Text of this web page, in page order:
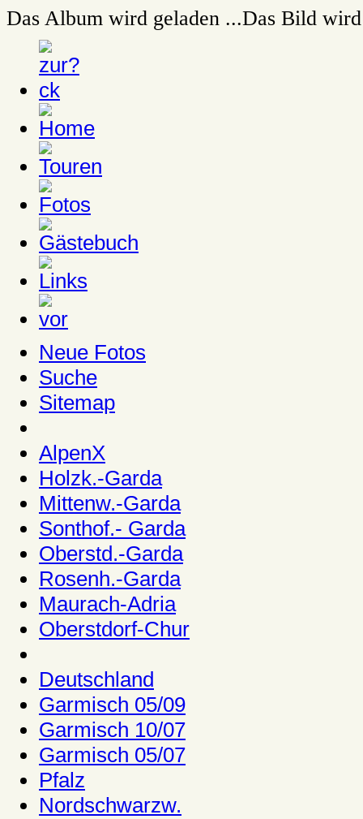
Das Album wird geladen ...Das Bild
Neue Fotos
Suche
Sitemap
AlpenX
Holzk.-Garda
Mittenw.-Garda
Sonthof.- Garda
Oberstd.-Garda
Rosenh.-Garda
Maurach-Adria
Oberstdorf-Chur
Deutschland
Garmisch 05/09
Garmisch 10/07
Garmisch 05/07
Pfalz
Nordschwarzw.